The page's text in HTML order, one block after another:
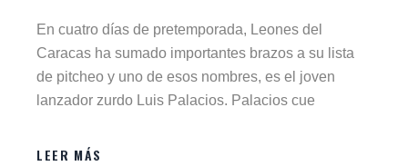
En cuatro días de pretemporada, Leones del
Caracas ha sumado importantes brazos a su lista
de pitcheo y uno de esos nombres, es el joven
lanzador zurdo Luis Palacios. Palacios cue
LEER MÁS